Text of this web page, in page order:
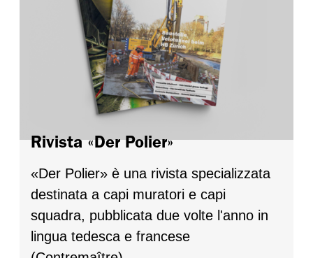
Rivista «Der Polier»
«Der Polier» è una rivista specializzata
destinata a capi muratori e capi
squadra, pubblicata due volte l'anno in
lingua tedesca e francese